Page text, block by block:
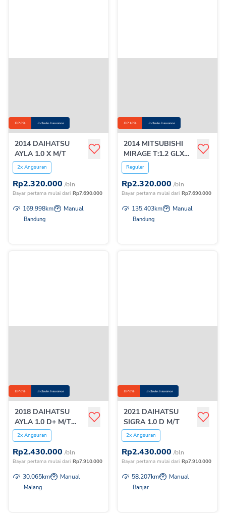
DP 0% Include Insurance
2014 DAIHATSU
AYLA 1.0 X M/T
2x Angsuran
Rp2.320.000 /bln
Bayar pertama mulai dari Rp7.690.000
169.998km Manual
Bandung
DP 10% Include Insurance
2014 MITSUBISHI
MIRAGE T:1.2 GLX
M/T
Reguler
Rp2.320.000 /bln
Bayar pertama mulai dari Rp7.690.000
135.403km Manual
Bandung
DP 0% Include Insurance
2018 DAIHATSU
AYLA 1.0 D+ M/T
NEW
2x Angsuran
Rp2.430.000 /bln
Bayar pertama mulai dari Rp7.910.000
30.065km Manual
Malang
DP 0% Include Insurance
2021 DAIHATSU
SIGRA 1.0 D M/T
2x Angsuran
Rp2.430.000 /bln
Bayar pertama mulai dari Rp7.910.000
58.207km Manual
Banjar